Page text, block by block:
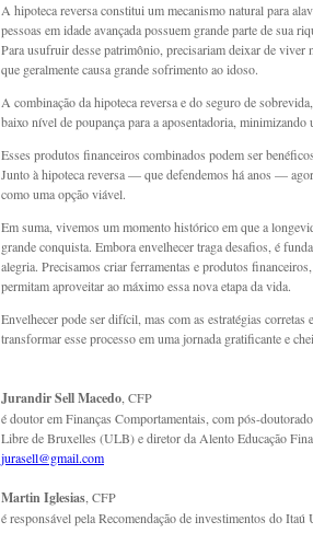
A hipoteca reversa constitui um mecanismo natural para
pessoas em idade avançada possuem grande parte de sua
Para usufruir desse patrimônio, precisariam deixar de viver
que geralmente causa grande sofrimento ao idoso.
A combinação da hipoteca reversa e do seguro de
baixo nível de poupança para a aposentadoria,
Esses produtos financeiros combinados podem ser
Junto à hipoteca reversa — que defendemos há anos —
como uma opção viável.
Em suma, vivemos um momento histórico em que a
grande conquista. Embora envelhecer traga desafios, é
alegria. Precisamos criar ferramentas e produtos
permitam aproveitar ao máximo essa nova etapa da vida.
Envelhecer pode ser difícil, mas com as estratégias corretas
transformar esse processo em uma jornada gratificante e
Jurandir Sell Macedo, CFP
é doutor em Finanças Comportamentais, com pós-
Libre de Bruxelles (ULB) e diretor da Alento Educação
jurasell@gmail.com
Martin Iglesias, CFP
é responsável pela Recomendação de investimentos do